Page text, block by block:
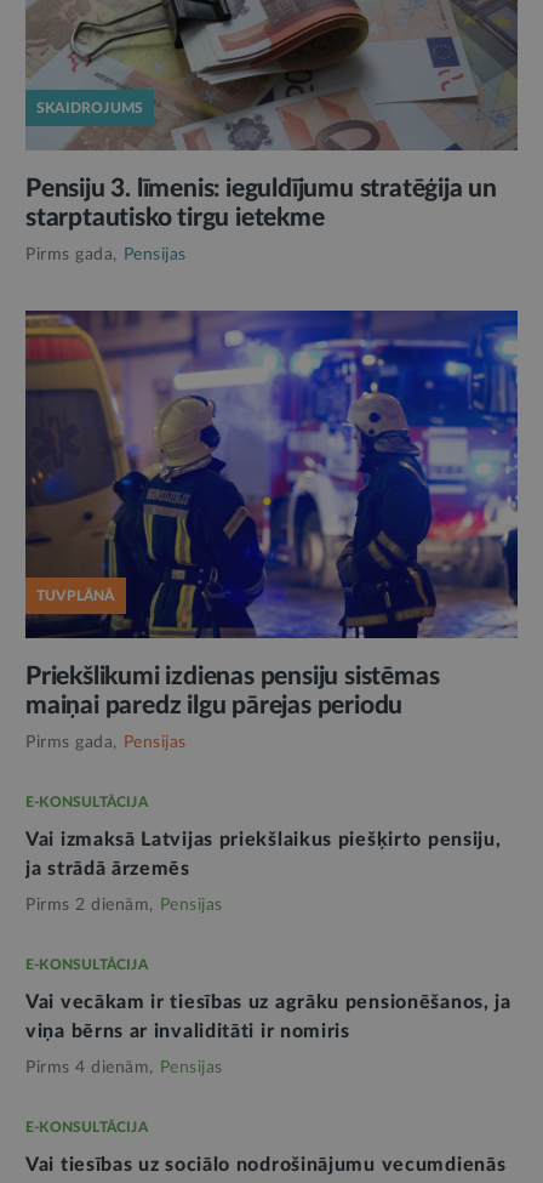
SKAIDROJUMS
Pensiju 3. līmenis: ieguldījumu stratēģija un
starptautisko tirgu ietekme
Pirms gada, Pensijas
TUVPLĀNĀ
Priekšlikumi izdienas pensiju sistēmas
maiņai paredz ilgu pārejas periodu
Pirms gada, Pensijas
E-KONSULTĀCIJA
Vai izmaksā Latvijas priekšlaikus piešķirto pensiju,
ja strādā ārzemēs
Pirms 2 dienām, Pensijas
E-KONSULTĀCIJA
Vai vecākam ir tiesības uz agrāku pensionēšanos, ja
viņa bērns ar invaliditāti ir nomiris
Pirms 4 dienām, Pensijas
E-KONSULTĀCIJA
Vai tiesības uz sociālo nodrošinājumu vecumdienās